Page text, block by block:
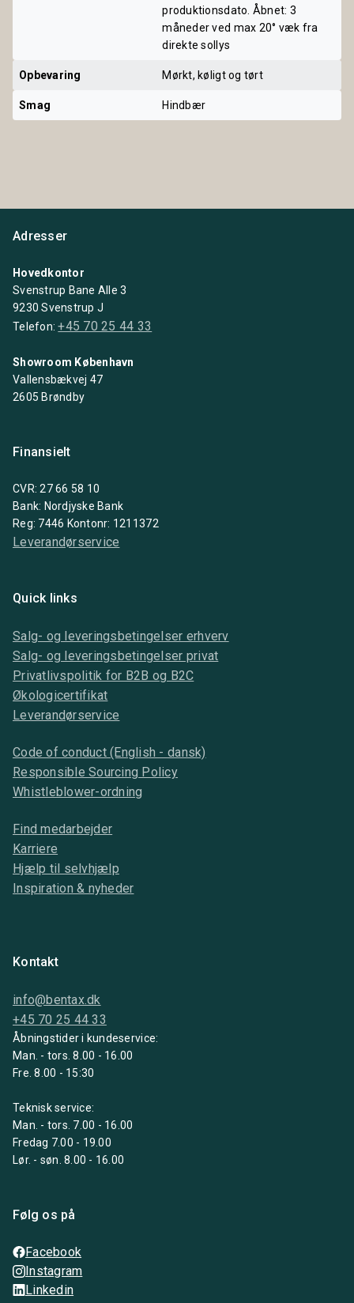
produktionsdato. Åbnet: 3
måneder ved max 20° væk fra
direkte sollys
Opbevaring Mørkt, køligt og tørt
Smag Hindbær
Adresser
Hovedkontor
Svenstrup Bane Alle 3
9230 Svenstrup J
Telefon:+45 70 25 44 33
Showroom København
Vallensbækvej 47
2605 Brøndby
Finansielt
CVR: 27 66 58 10
Bank: Nordjyske Bank
Reg: 7446 Kontonr: 1211372
Leverandørservice
Quick links
Salg- og leveringsbetingelser erhverv
Salg- og leveringsbetingelser privat
Privatlivspolitik for B2B og B2C
Økologicertifikat
Leverandørservice
Code of conduct (English - dansk)
Responsible Sourcing Policy
Whistleblower-ordning
Find medarbejder
Karriere
Hjælp til selvhjælp
Inspiration & nyheder
Kontakt
info@bentax.dk
+45 70 25 44 33
Åbningstider i kundeservice:
Man. - tors. 8.00 - 16.00
Fre. 8.00 - 15:30
Teknisk service:
Man. - tors. 7.00 - 16.00
Fredag 7.00 - 19.00
Lør. - søn. 8.00 - 16.00
Følg os på
Facebook
Instagram
Linkedin